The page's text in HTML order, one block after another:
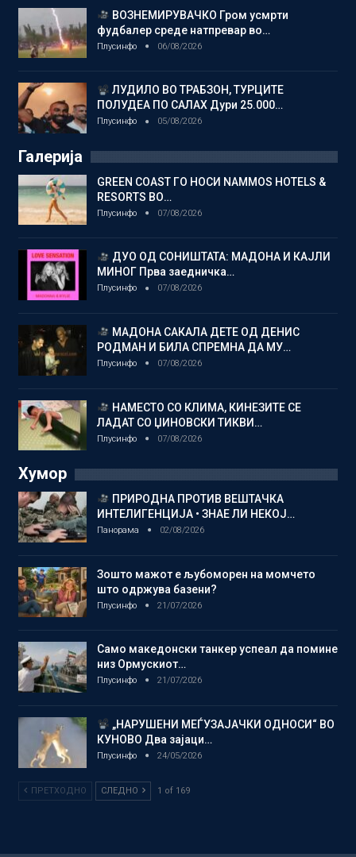
ВОЗНЕМИРУВАЧКО Гром усмрти
фудбалер среде натпревар во…
Плусинфо 06/08/2026
ЛУДИЛО ВО ТРАБЗОН, ТУРЦИТЕ
ПОЛУДЕА ПО САЛАХ Дури 25.000…
Плусинфо 05/08/2026
Галерија
GREEN COAST ГО НОСИ NAMMOS HOTELS &
RESORTS ВО…
Плусинфо 07/08/2026
ДУО ОД СОНИШТАТА: МАДОНА И КАЈЛИ
МИНОГ Прва заедничка…
Плусинфо 07/08/2026
МАДОНА САКАЛА ДЕТЕ ОД ДЕНИС
РОДМАН И БИЛА СПРЕМНА ДА МУ…
Плусинфо 07/08/2026
НАМЕСТО СО КЛИМА, КИНЕЗИТЕ СЕ
ЛАДАТ СО ЏИНОВСКИ ТИКВИ…
Плусинфо 07/08/2026
Хумор
ПРИРОДНА ПРОТИВ ВЕШТАЧКА
ИНТЕЛИГЕНЦИЈА • ЗНАЕ ЛИ НЕКОЈ…
Панорама 02/08/2026
Зошто мажот е љубоморен на момчето
што одржува базени?
Плусинфо 21/07/2026
Само македонски танкер успеал да помине
низ Ормускиот…
Плусинфо 21/07/2026
„НАРУШЕНИ МЕЃУЗАЈАЧКИ ОДНОСИ“ ВО
КУНОВО Два зајаци…
Плусинфо 24/05/2026
ПРЕТХОДНО СЛЕДНО 1 of 169